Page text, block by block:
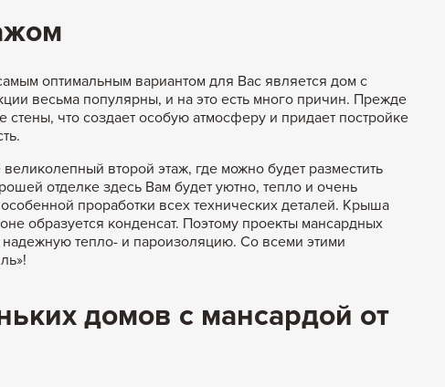
оптимальным вариантом для Вас является дом с
весьма популярны, и на это есть много причин. Прежде
что создает особую атмосферу и придает постройке
великолепный второй этаж, где можно будет разместить
отделке здесь Вам будет уютно, тепло и очень
проработки всех технических деталей. Крыша
образуется конденсат. Поэтому проекты мансардных
тепло- и пароизоляцию. Со всеми этими
домов с мансардой от